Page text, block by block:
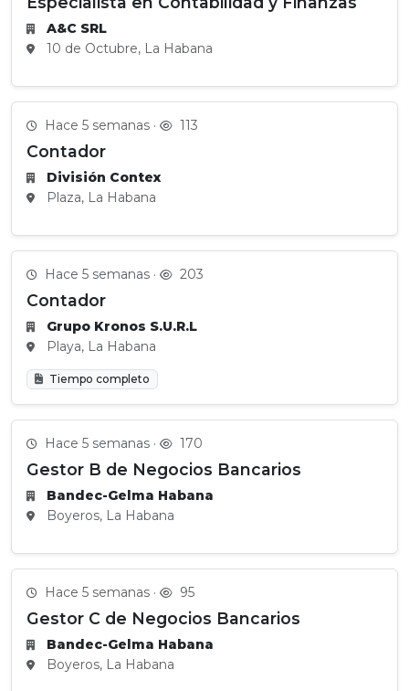
A&C SRL
10 de Octubre, La Habana
Hace 5 semanas · 113
Contador
División Contex
Plaza, La Habana
Hace 5 semanas · 203
Contador
Grupo Kronos S.U.R.L
Playa, La Habana
Tiempo completo
Hace 5 semanas · 170
Gestor B de Negocios Bancarios
Bandec-Gelma Habana
Boyeros, La Habana
Hace 5 semanas · 95
Gestor C de Negocios Bancarios
Bandec-Gelma Habana
Boyeros, La Habana